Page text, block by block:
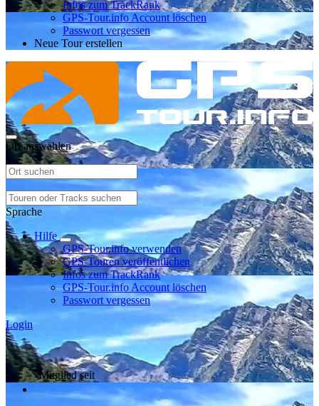
Infos zum TrackRank
GPS-Tour.info Account löschen
Passwort vergessen
Neue Tour erstellen
Ort auswählen
Sprache
Hilfe
GPS-Tour.info verwenden
GPS-Touren veröffentlichen
Infos zum TrackRank
GPS-Tour.info Account löschen
Passwort vergessen
Login
Mitglied seit